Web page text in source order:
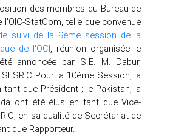
des membres du Bureau de
StatCom, telle que convenue
suivi de la 9ème session de la
de l'OCI, réunion organisée le
annoncée par S.E. M. Dabur,
Pour la 10ème Session, la
que Président ; le Pakistan, la
ont été élus en tant que Vice-
en sa qualité de Secrétariat de
que Rapporteur.